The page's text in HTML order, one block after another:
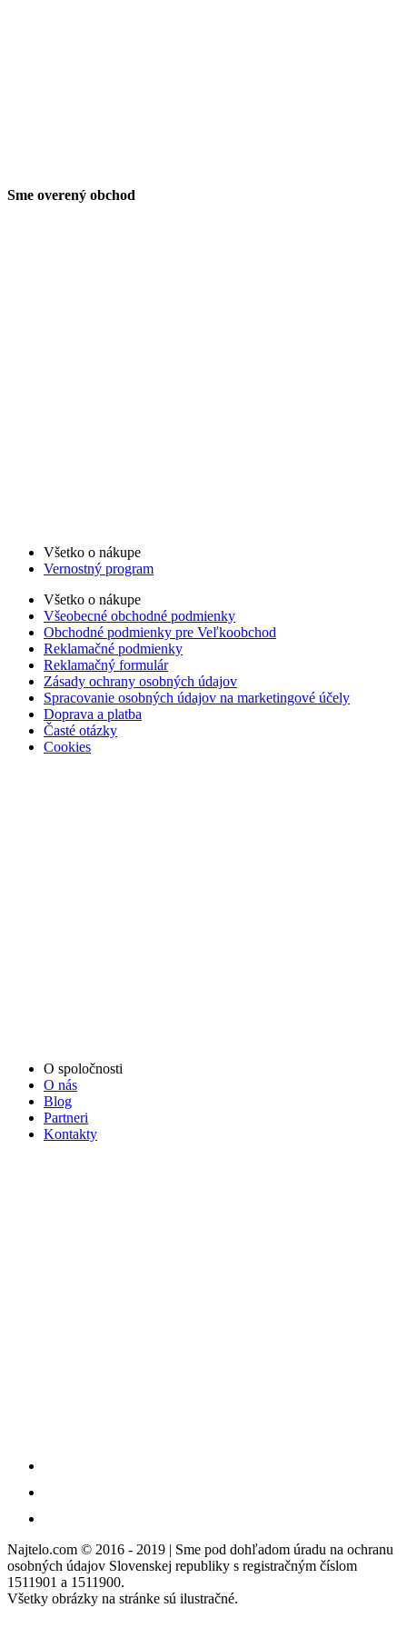
Sme overený obchod
Všetko o nákupe
Vernostný program
Všetko o nákupe
Všeobecné obchodné podmienky
Obchodné podmienky pre Veľkoobchod
Reklamačné podmienky
Reklamačný formulár
Zásady ochrany osobných údajov
Spracovanie osobných údajov na marketingové účely
Doprava a platba
Časté otázky
Cookies
O spoločnosti
O nás
Blog
Partneri
Kontakty
Najtelo.com © 2016 - 2019 | Sme pod dohľadom úradu na ochranu
osobných údajov Slovenskej republiky s registračným číslom
1511901 a 1511900.
Všetky obrázky na stránke sú ilustračné.